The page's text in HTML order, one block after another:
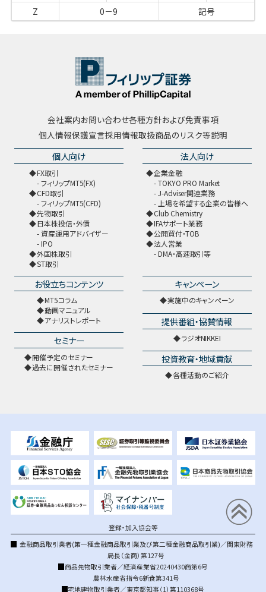
Z
0－9 記号
会社案内お問い合わせ各種方針および免責事項
個人情報保護宣言採用情報取扱商品のリスク等説明
個人向け
FX取引
フィリップMT5(FX)
CFD取引
フィリップMT5(CFD)
先物取引
日本株投信・外債
資産運用アドバイザー
IPO
外国株取引
ST取引
法人向け
企業金融
TOKYO PRO Market
J-Adviser関連業務
上場を希望する企業の皆様へ
Club Chemistry
IFAサポート業務
公開買付・TOB
法人営業
DMA・高速取引等
お役立ちコンテンツ
MT5コラム
動画マニュアル
アナリストレポート
セミナー
開催予定のセミナー
過去に開催されたセミナー
キャンペーン
実施中のキャンペーン
提供番組・協賛情報
ラジオNIKKEI
投資教育・地域貢献
各種活動のご紹介
登録・加入協会等
金融商品取引業者(第一種金融商品取引業及び第二種金融商品取引業)／関東財務
局長（金商）第127号
商品先物取引業者／経済産業省20240430商第6号
農林水産省指令6新食第341号
宅地建物取引業者／東京都知事（1）第110368号